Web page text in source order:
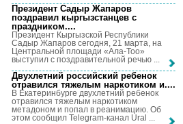
Президент Садыр Жапаров
поздравил кыргызстанцев с
праздником....
Президент Кыргызской Республики
Садыр Жапаров сегодня, 21 марта, на
Центральной площади «Ала-Тоо»
выступил с поздравительной речью ...
Двухлетний российский ребенок
отравился тяжелым наркотиком и....
В Екатеринбурге двухлетний ребенок
отравился тяжелым наркотиком
метадоном и попал в реанимацию. Об
этом сообщил Telegram-канал Ural ...